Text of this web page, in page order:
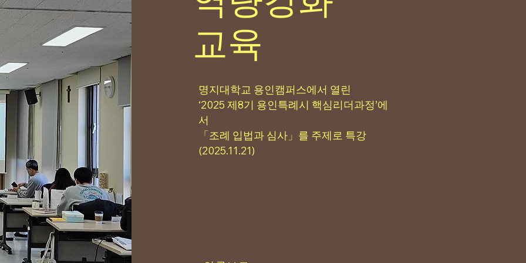
​교육
명지대학교 용인캠퍼스에서 열린
‘2025 제8기 용인특례시 핵심리더과정’에
서
「조례 입법과 심사」를 주제로 특강
(2025.11.21)